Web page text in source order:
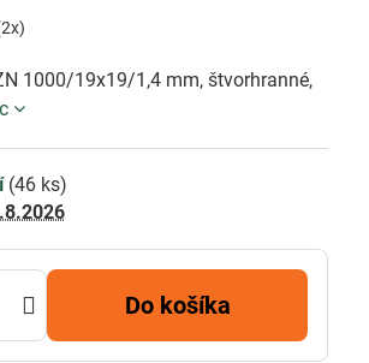
2x)
1000/19x19/1,4 mm, štvorhranné,
(46 ks)
Do košíka